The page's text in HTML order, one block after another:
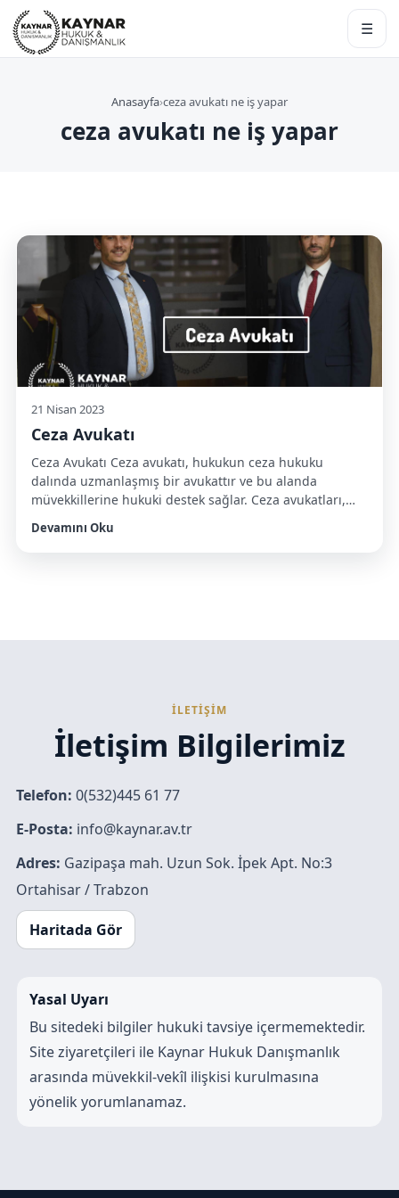
☰
Anasayfa›ceza avukatı ne iş yapar
ceza avukatı ne iş yapar
21 Nisan 2023
Ceza Avukatı
Ceza Avukatı Ceza avukatı, hukukun ceza hukuku
dalında uzmanlaşmış bir avukattır ve bu alanda
müvekkillerine hukuki destek sağlar. Ceza avukatları,
müvekkillerinin haklarını savunmak, hapis cezalarından
korunmak veya cezalarını en aza indirmek için çalışırlar.
Devamını Oku
İLETİŞİM
İletişim Bilgilerimiz
Telefon: 0(532)445 61 77
E-Posta: info@kaynar.av.tr
Adres: Gazipaşa mah. Uzun Sok. İpek Apt. No:3
Ortahisar / Trabzon
Haritada Gör
Yasal Uyarı
Bu sitedeki bilgiler hukuki tavsiye içermemektedir.
Site ziyaretçileri ile Kaynar Hukuk Danışmanlık
arasında müvekkil-vekîl ilişkisi kurulmasına
yönelik yorumlanamaz.